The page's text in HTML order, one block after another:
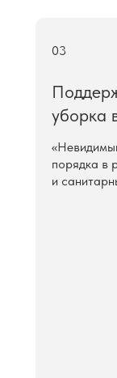
порядка в
и
уборка
03